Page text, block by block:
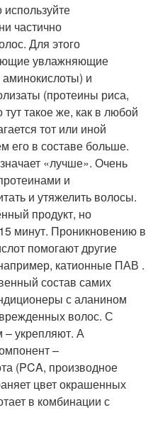
частично
Для этого
увлажняющие
и
(протеины риса,
такое же, как в любой
тот или иной
его в составе больше.
«лучше». Очень
и
и утяжелить волосы.
продукт, но
минут. Проникновению в
помогают другие
катионные ПАВ .
состав самих
с аланином
волос. С
– укрепляют. А
–
(PCA, производное
цвет окрашенных
в комбинации с